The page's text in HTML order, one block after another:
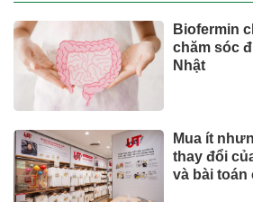
Biofermin
chăm sóc
Nhật
Mua ít
thay đổi
và bài